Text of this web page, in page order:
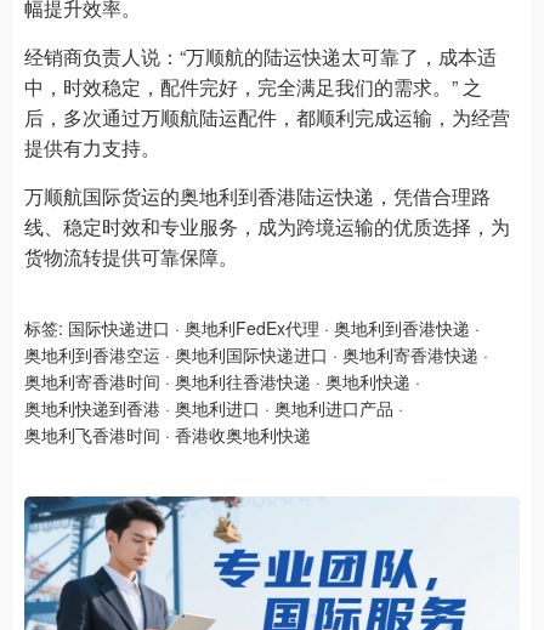
幅提升效率。
经销商负责人说：“万顺航的陆运快递太可靠了，成本适
中，时效稳定，配件完好，完全满足我们的需求。” 之
后，多次通过万顺航陆运配件，都顺利完成运输，为经营
提供有力支持。
万顺航国际货运的奥地利到香港陆运快递，凭借合理路
线、稳定时效和专业服务，成为跨境运输的优质选择，为
货物流转提供可靠保障。
标签: 国际快递进口 · 奥地利FedEx代理 · 奥地利到香港快递 ·
奥地利到香港空运 · 奥地利国际快递进口 · 奥地利寄香港快递 ·
奥地利寄香港时间 · 奥地利往香港快递 · 奥地利快递 ·
奥地利快递到香港 · 奥地利进口 · 奥地利进口产品 ·
奥地利飞香港时间 · 香港收奥地利快递